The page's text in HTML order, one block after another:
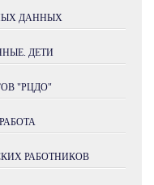
ДАННЫХ
ДЕТИ
"РЦДО"
РАБОТНИКОВ